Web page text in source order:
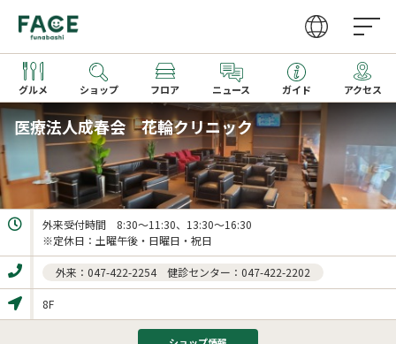
グルメ ショップ フロア ニュース ガイド アクセス
営業時間
アクセス
ファッション・雑貨
レストラン
カフェ・フーズ
サービス
家電
グルメガイドTOP
レストラン一覧
カフェ一覧
季節のメニュー
キッズメニュー一覧
取り扱いショップ一覧
新着ギフト
医療法人成春会 花輪クリニック
外来受付時間　8:30～11:30、13:30～16:30
※定休日：土曜午後・日曜日・祝日
外来：047-422-2254 健診センター：047-422-2202
8F